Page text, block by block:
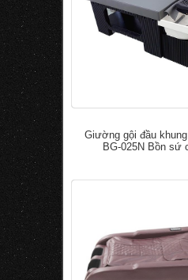
Giường gội đầu
BG-025N Bồn sứ